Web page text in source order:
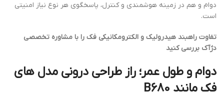
دوام و هم در زمینه هوشمندی و کنترل، پاسخگوی هر نوع نیاز امنیتی
است.
تفاوت راهبند هیدرولیک و الکترومکانیکی فک را با مشاوره تخصصی
دژآک بررسی کنید
دوام و طول عمر؛ راز طراحی درونی مدل های
فک مانند B680